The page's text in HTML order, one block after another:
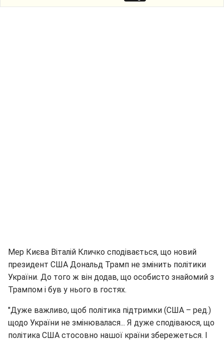
Мер Києва Віталій Кличко сподівається, що новий
президент США Дональд Трамп не змінить політики
України. До того ж він додав, що особисто знайомий з
Трампом і був у нього в гостях.
"Дуже важливо, щоб політика підтримки (США – ред.)
щодо України не змінювалася... Я дуже сподіваюся, що
політика США стосовно нашої країни збережеться. І